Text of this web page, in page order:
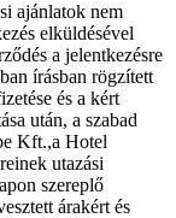
ajánlatok nem
elküldésével
a jelentkezésre
írásban rögzített
és a kért
után, a szabad
Kft.,a Hotel
utazási
szereplő
árakért és